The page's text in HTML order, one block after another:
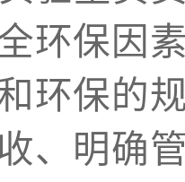
环保因
环保的
、明确